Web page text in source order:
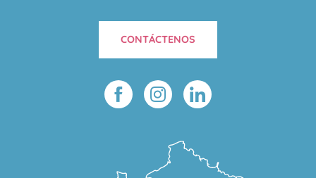
CONTÁCTENOS